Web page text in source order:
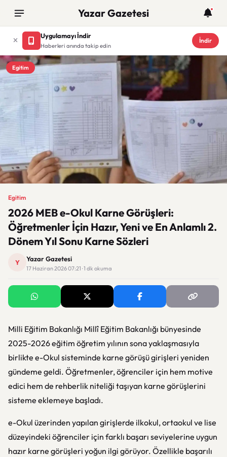
Yazar Gazetesi
Uygulamayı İndir
Haberleri anında takip edin
İndir
Egitim
Egitim
2026 MEB e-Okul Karne Görüşleri:
Öğretmenler İçin Hazır, Yeni ve En Anlamlı 2.
Dönem Yıl Sonu Karne Sözleri
Y Yazar Gazetesi
17 Haziran 2026 07:21 · 1 dk okuma
Milli Eğitim Bakanlığı Millî Eğitim Bakanlığı bünyesinde
2025-2026 eğitim öğretim yılının sona yaklaşmasıyla
birlikte e-Okul sisteminde karne görüşü girişleri yeniden
gündeme geldi. Öğretmenler, öğrenciler için hem motive
edici hem de rehberlik niteliği taşıyan karne görüşlerini
sisteme eklemeye başladı.
e-Okul üzerinden yapılan girişlerde ilkokul, ortaokul ve lise
düzeyindeki öğrenciler için farklı başarı seviyelerine uygun
hazır karne görüşleri yoğun ilgi görüyor. Özellikle başarılı